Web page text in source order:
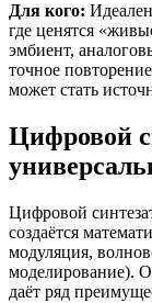
Для кого:
где ценятся
эмбиент,
точное
может стать
Цифровой
Цифровой
создаётся
модуляция,
моделирование).
даёт ряд